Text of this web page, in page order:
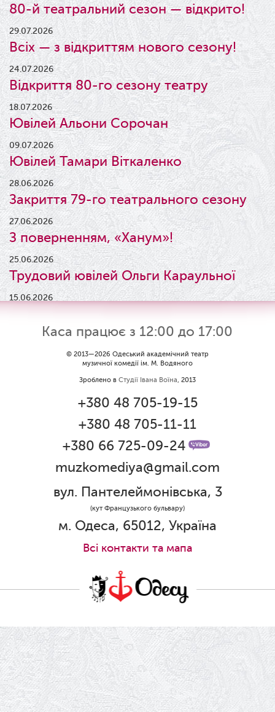
80-й театральний сезон — відкрито!
29.07.2026
Всіх — з відкриттям нового сезону!
24.07.2026
Відкриття 80-го сезону театру
18.07.2026
Ювілей Альони Сорочан
09.07.2026
Ювілей Тамари Віткаленко
28.06.2026
Закриття 79-го театрального сезону
27.06.2026
З поверненням, «Ханум»!
25.06.2026
Трудовий ювілей Ольги Караульної
15.06.2026
Результати конкурсу
09.06.2026
Вітаємо Ірину Візіренко з
народженням дівчинки!
Дякуємо за свято!
Графік роботи каси 1 червня
Ювілей Олени Редько
Ювілей Станіслава Зайцева
18.05.2026
Шукаємо інженерів і техніків
17.05.2026
Ювілей Валентини Бородіної
Каса працює з 12:00 до 17:00
© 2013—2026 Одеський академічний театр
музичної комедії ім. М. Водяного
Зроблено в Студії Івана Воїна, 2013
+380 48 705-19-15
+380 48 705-11-11
+380 66 725-09-24
muzkomediya@gmail.com
вул. Пантелеймонівська, 3
(кут Французького бульвару)
м. Одеса, 65012, Україна
Всi контакти та мапа